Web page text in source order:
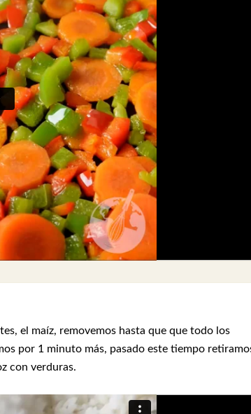
el maíz, removemos hasta que que todo los
por 1 minuto más, pasado este tiempo
con verduras.